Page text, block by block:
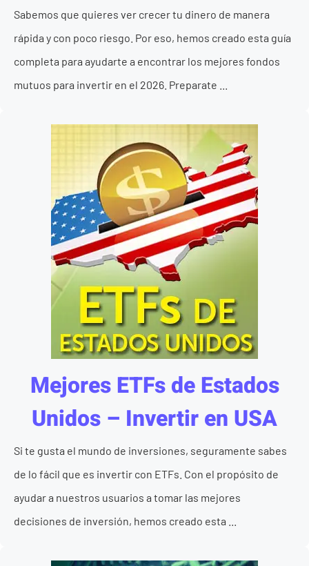
Sabemos que quieres ver crecer tu dinero de manera
rápida y con poco riesgo. Por eso, hemos creado esta guía
completa para ayudarte a encontrar los mejores fondos
mutuos para invertir en el 2026. Preparate ...
Mejores ETFs de Estados
Unidos – Invertir en USA
Si te gusta el mundo de inversiones, seguramente sabes
de lo fácil que es invertir con ETFs. Con el propósito de
ayudar a nuestros usuarios a tomar las mejores
decisiones de inversión, hemos creado esta ...